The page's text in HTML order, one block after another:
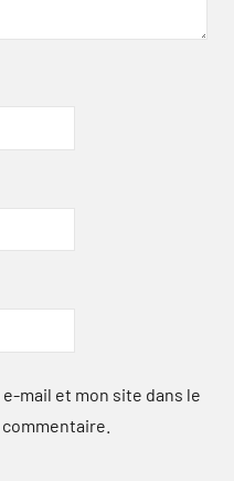
mail et mon site dans le